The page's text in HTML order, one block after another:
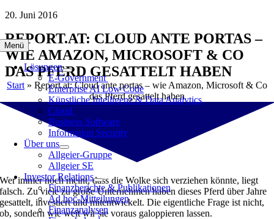
Zum
springen
Menü
Lösungen
E-Government
Enterprise AI Low Code
Künstliche Intelligenz & Data Analytics
Cloud
Business Software
Information Security
Über uns
Allgeier-Gruppe
Allgeier SE
Investor Relations
Finanzberichte & Publikationen
Ad hoc-Mitteilungen
Finanzanalysen
20. Juni 2016
REPORT.AT: CLOUD ANTE PORTAS –
WIE AMAZON, MICROSOFT & CO
DAS PFERD GESATTELT HABEN
Start » Report.at: Cloud ante portas – wie Amazon, Microsoft & Co
das Pferd gesattelt haben
Wer immer noch meint, dass die Wolke sich verziehen könnte, liegt
falsch. Zu viele zu große Unternehmen haben dieses Pferd über Jahre
gesattelt, investiert und mitentwickelt. Die eigentliche Frage ist nicht,
ob, sondern wie weit wir sie voraus galoppieren lassen.